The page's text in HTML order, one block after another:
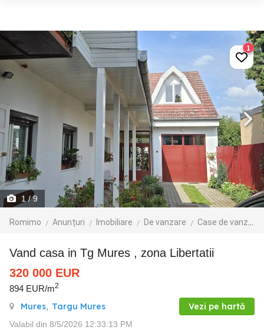
1 / 9
Romimo Anunțuri Imobiliare De vanzare Case de vanzare
1
Vand casa in Tg Mures , zona Libertatii
320 000 EUR
894 EUR/m2
Mures, Targu Mures Vezi pe hartă
Valabil din 8/5/2026 12:33:13 PM